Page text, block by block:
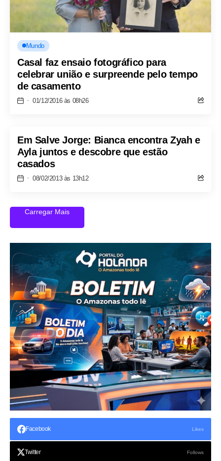
Mundo
Casal faz ensaio fotográfico para
celebrar união e surpreende pelo tempo
de casamento
01/12/2016 às 08h26
Em Salve Jorge: Bianca encontra Zyah e
Ayla juntos e descobre que estão
casados
08/02/2013 às 13h12
Carregar Mais
Facebook Likes
Twitter Follows